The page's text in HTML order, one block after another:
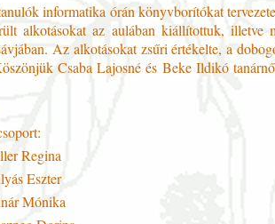
informatika órán könyvborítókat
alkotásokat az aulában kiállítottuk, illetve
Az alkotásokat zsűri értékelte, a
Csaba Lajosné és Beke Ildikó
Regina
Eszter
Mónika